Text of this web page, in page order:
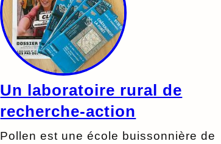
Un laboratoire rural de
recherche-action
Pollen est une école buissonnière de